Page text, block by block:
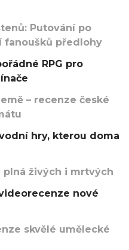
Putování po
fanoušků předlohy
RPG pro
– recenze české
hry, kterou doma
plná živých i mrtvých
nové
skvělé umělecké